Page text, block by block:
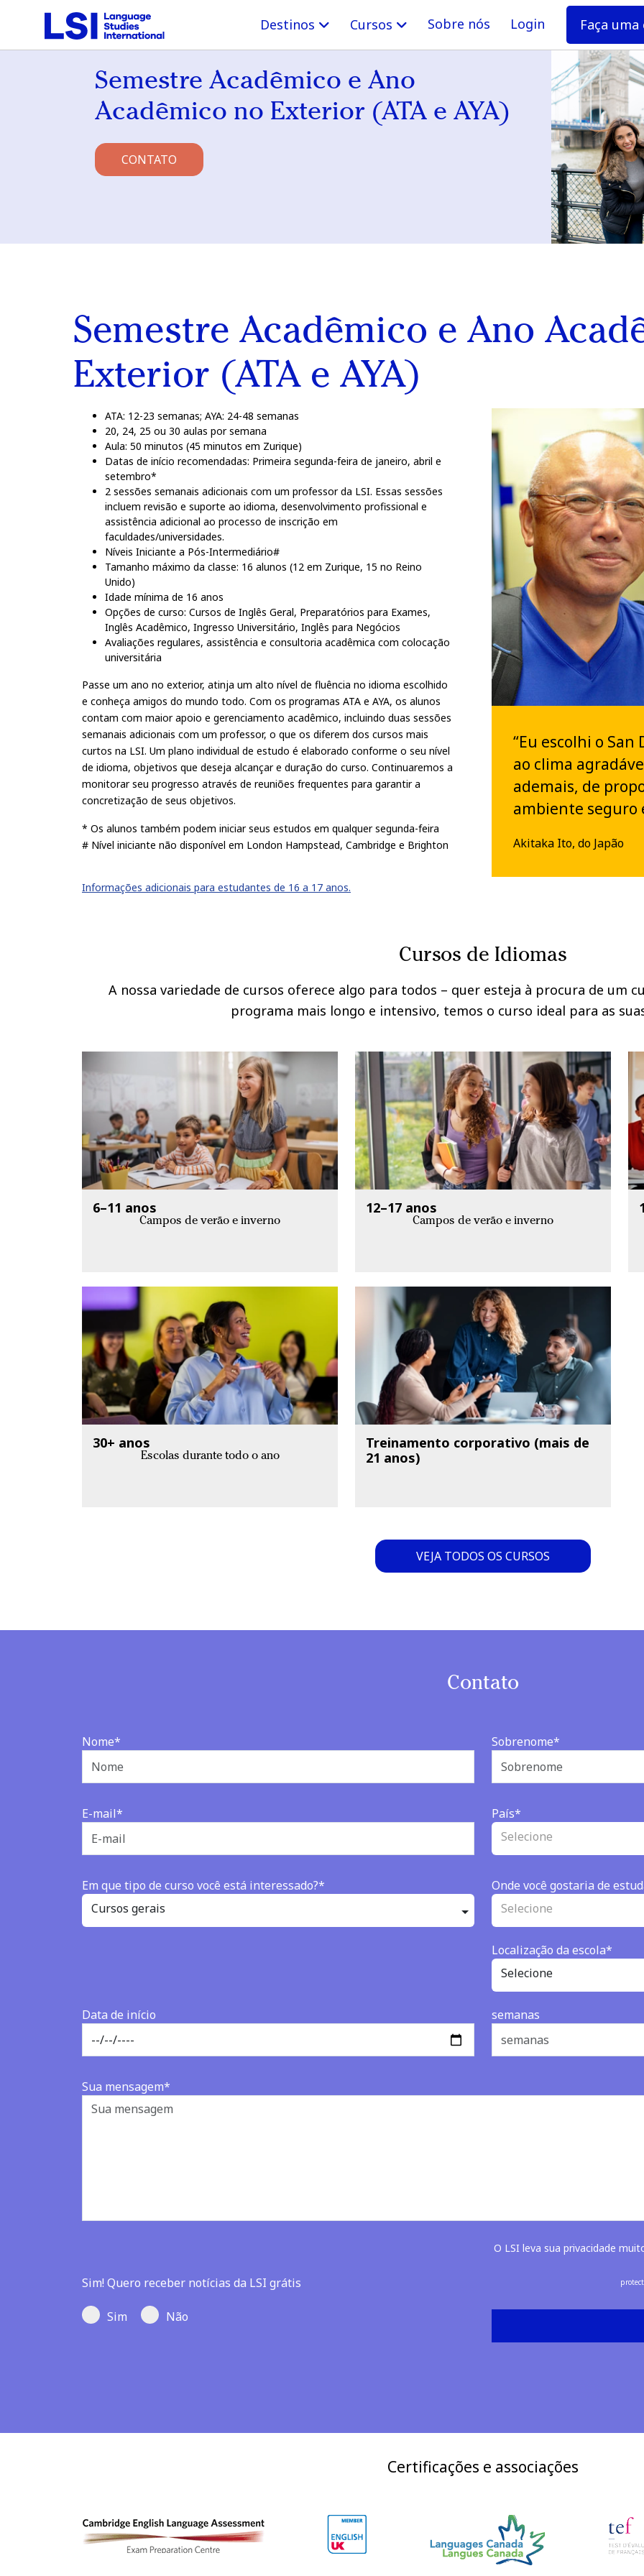
Destinos Cursos Sobre nós Login Faça
Semestre Acadêmico e Ano
Acadêmico no Exterior (ATA e AYA)
CONTATO
Semestre Acadêmico e Ano
Exterior (ATA e AYA)
ATA: 12-23 semanas; AYA: 24-48 semanas
20, 24, 25 ou 30 aulas por semana
Aula: 50 minutos (45 minutos em Zurique)
Datas de início recomendadas: Primeira segunda-feira de janeiro, abril e
setembro*
2 sessões semanais adicionais com um professor da LSI. Essas sessões
incluem revisão e suporte ao idioma, desenvolvimento profissional e
assistência adicional ao processo de inscrição em
faculdades/universidades.
Níveis Iniciante a Pós-Intermediário#
Tamanho máximo da classe: 16 alunos (12 em Zurique, 15 no Reino
Unido)
Idade mínima de 16 anos
Opções de curso: Cursos de Inglês Geral, Preparatórios para Exames,
Inglês Acadêmico, Ingresso Universitário, Inglês para Negócios
Avaliações regulares, assistência e consultoria acadêmica com colocação
universitária
Passe um ano no exterior, atinja um alto nível de fluência no idioma escolhido
e conheça amigos do mundo todo. Com os programas ATA e AYA, os alunos
contam com maior apoio e gerenciamento acadêmico, incluindo duas sessões
semanais adicionais com um professor, o que os diferem dos cursos mais
curtos na LSI. Um plano individual de estudo é elaborado conforme o seu nível
de idioma, objetivos que deseja alcançar e duração do curso. Continuaremos a
monitorar seu progresso através de reuniões frequentes para garantir a
concretização de seus objetivos.
* Os alunos também podem iniciar seus estudos em qualquer segunda-feira
# Nível iniciante não disponível em London Hampstead, Cambridge e Brighton
Informações adicionais para estudantes de 16 a 17 anos.
“Eu escolhi o San
ao clima
ademais, de
ambiente seguro
Akitaka Ito, do Japão
Cursos de Idiomas
A nossa variedade de cursos oferece algo para todos – quer esteja à procura de um
programa mais longo e intensivo, temos o curso ideal para as
6–11 anos
Campos de verão e inverno
12–17 anos
Campos de verão e inverno
30+ anos
Escolas durante todo o ano
Treinamento corporativo (mais de
21 anos)
VEJA TODOS OS CURSOS
Contato
Nome* Sobrenome*
E-mail*
País*
Selecione
Em que tipo de curso você está interessado?*
Cursos gerais
Onde você gostaria de
Selecione
Localização da escola*
Selecione
Data de início semanas
Sua mensagem*
Sim! Quero receber notícias da LSI grátis
Sim Não
O LSI leva sua privacidade
Certificações e associações